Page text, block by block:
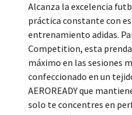
Alcanza la excelencia
práctica constante con
entrenamiento adidas.
Competition, esta
máximo en las sesiones
confeccionado en un
AEROREADY que
solo te concentres en